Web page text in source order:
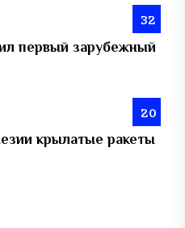
32
первый зарубежный
20
крылатые ракеты